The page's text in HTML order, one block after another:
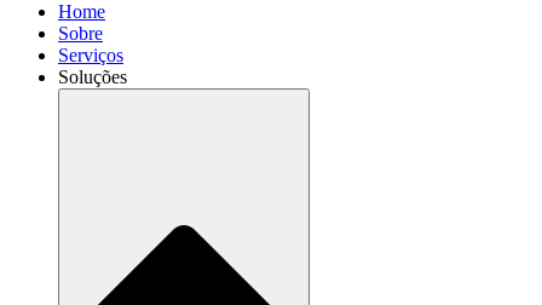
Home
Sobre
Serviços
Soluções